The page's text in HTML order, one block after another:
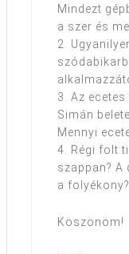
Mindezt
a szer és
2.
3. Az
Simán
Mennyi
4. Régi folt
szappan?
a
Köszönöm!